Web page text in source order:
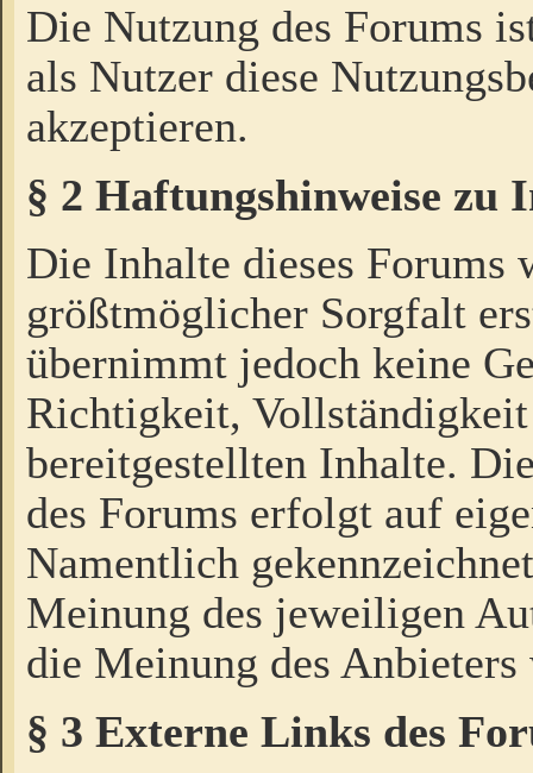
Die Nutzung des Forums
als Nutzer diese
akzeptieren.
§ 2 Haftungshinweise zu
Die Inhalte dieses Forums
größtmöglicher Sorgfalt
übernimmt jedoch keine
Richtigkeit,
bereitgestellten Inhalte.
des Forums erfolgt auf
Namentlich
Meinung des jeweiligen
die Meinung des Anbieters
§ 3 Externe Links des